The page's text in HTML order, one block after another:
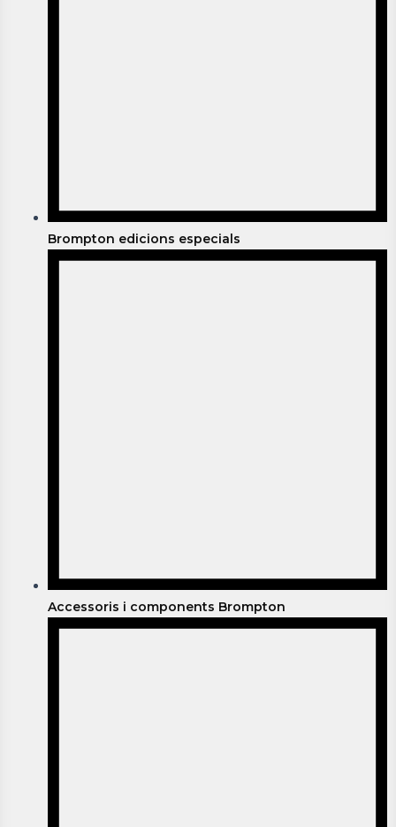
Brompton edicions especials
Accessoris i components Brompton